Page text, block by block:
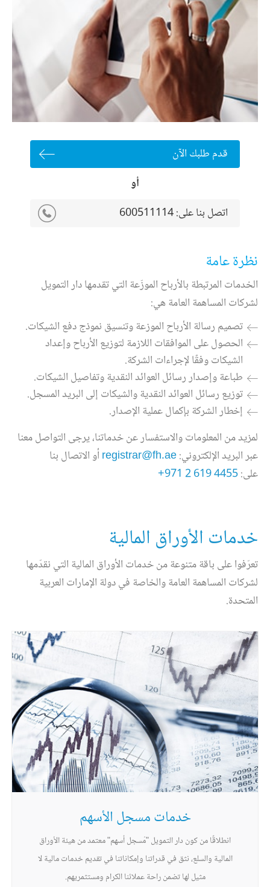
قدم طلبك الآن
أو
اتصل بنا على:600511114
نظرة عامة
الخدمات المرتبطة بالأرباح الموزّعة التي تقدمها دار التمويل
لشركات المساهمة العامة هي:
تصميم رسالة الأرباح الموزعة وتنسيق نموذج دفع الشيكات.
الحصول على الموافقات اللازمة لتوزيع الأرباح وإعداد
الشيكات وفقًا لإجراءات الشركة.
طباعة وإصدار رسائل العوائد النقدية وتفاصيل الشيكات.
توزيع رسائل العوائد النقدية والشيكات إلى البريد المسجل.
إخطار الشركة بإكمال عملية الإصدار.
لمزيد من المعلومات والاستفسار عن خدماتنا، يرجى التواصل معنا
عبر البريد الإلكتروني:registrar@fh.ae أو الاتصال بنا
على:+971 2 619 4455
خدمات الأوراق المالية
تعرّفوا على باقة متنوعة من خدمات الأوراق المالية التي نقدّمها
لشركات المساهمة العامة والخاصة في دولة الإمارات العربية
المتحدة.
خدمات مسجل الأسهم
انطلاقًا من كون دار التمويل "مُسجل أسهم" معتمد من هيئة الأوراق
المالية والسلع، نثق في قدراتنا وإمكاناتنا في تقديم خدمات مالية لا
مثيل لها تضمن راحة عملائنا الكرام ومستثمريهم.